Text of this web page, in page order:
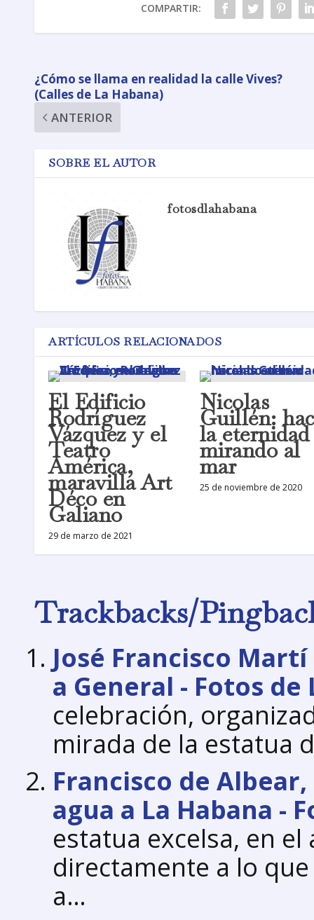
COMPARTIR:
¿Cómo se llama en realidad la calle Vives?
(Calles de La Habana)
ANTERIOR
SOBRE EL AUTOR
fotosdlahabana
ARTÍCULOS RELACIONADOS
El Edificio
Rodríguez
Vázquez y el
Teatro
América,
maravilla Art
Déco en
Galiano
29 de marzo de 2021
Nicolas
Guillén:
la eternidad
mirando al
mar
25 de noviembre de 2020
Trackbacks/
José Francisco
a General - Fotos de
celebración,
mirada de la estatua
Francisco de
agua a La Habana -
estatua excelsa, en
directamente a lo
a…